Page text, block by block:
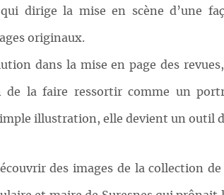
dirige la mise en scène d’une
originaux.
dans la mise en page des
la faire ressortir comme un
illustration, elle devient un outil
des images de la collection